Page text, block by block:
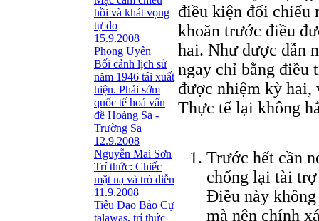
hồi và khát vọng
tự do
15.9.2008
Phong Uyên
Bối cảnh lịch sử
năm 1946 tái xuất
hiện. Phải sớm
quốc tế hoá vấn
đề Hoàng Sa -
Trường Sa
12.9.2008
Nguyễn Mai Sơn
Trí thức: Chiếc
mặt nạ và trò diễn
11.9.2008
Tiêu Dao Bảo Cự
talawas, trí thức
điều kiện đối chiếu
khoăn trước điều
hai. Như được dẫn
ngay chỉ bằng điều
được nhiệm kỳ hai,
Thực tế lại không
Trước hết cần
chống lại tài
Điều này
mà nên chính